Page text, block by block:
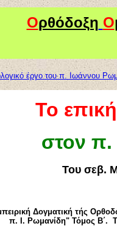
Ορθόδοξη Ο
έργο του π. Ιωάννου
Το
στον π.
Του σεβ.
Δογματική τής
π. Ι. Ρωμανίδη" Τόμος Β΄.